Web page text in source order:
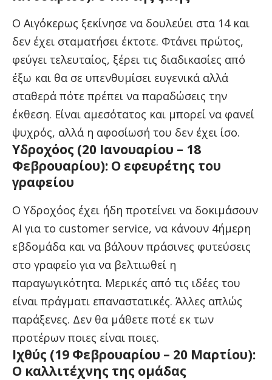
Ο Αιγόκερως ξεκίνησε να δουλεύει στα 14 και
δεν έχει σταματήσει έκτοτε. Φτάνει πρώτος,
φεύγει τελευταίος, ξέρει τις διαδικασίες από
έξω και θα σε υπενθυμίσει ευγενικά αλλά
σταθερά πότε πρέπει να παραδώσεις την
έκθεση. Είναι αμεσότατος και μπορεί να φανεί
ψυχρός, αλλά η αφοσίωσή του δεν έχει ίσο.
Υδροχόος (20 Ιανουαρίου – 18
Φεβρουαρίου): Ο εφευρέτης του
γραφείου
Ο Υδροχόος έχει ήδη προτείνει να δοκιμάσουν
AI για το customer service, να κάνουν 4ήμερη
εβδομάδα και να βάλουν πράσινες φυτεύσεις
στο γραφείο για να βελτιωθεί η
παραγωγικότητα. Μερικές από τις ιδέες του
είναι πράγματι επαναστατικές. Άλλες απλώς
παράξενες. Δεν θα μάθετε ποτέ εκ των
προτέρων ποιες είναι ποιες.
Ιχθύς (19 Φεβρουαρίου – 20 Μαρτίου):
Ο καλλιτέχνης της ομάδας